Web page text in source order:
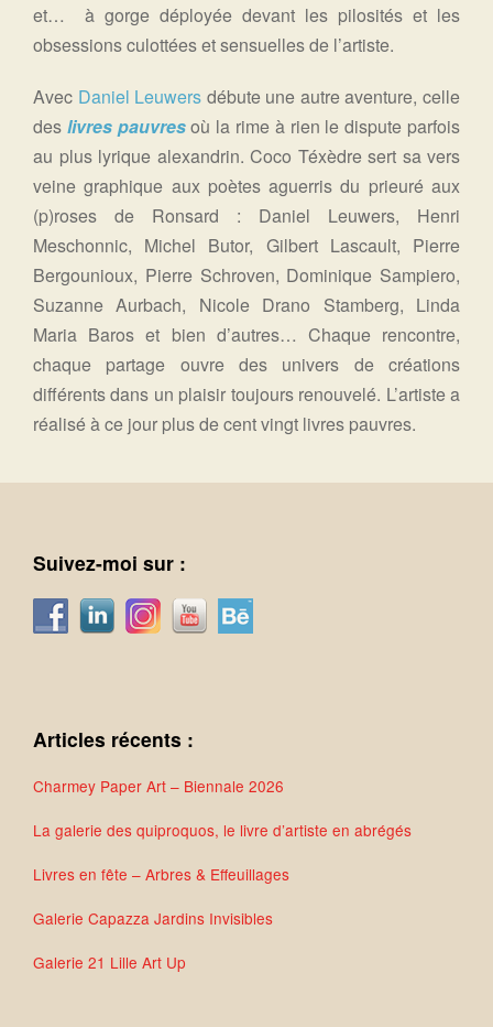
et… à gorge déployée devant les pilosités et les
obsessions culottées et sensuelles de l’artiste.
Avec Daniel Leuwers débute une autre aventure, celle
des livres pauvresoù la rime à rien le dispute parfois
au plus lyrique alexandrin. Coco Téxèdre sert sa vers
veine graphique aux poètes aguerris du prieuré aux
(p)roses de Ronsard : Daniel Leuwers, Henri
Meschonnic, Michel Butor, Gilbert Lascault, Pierre
Bergounioux, Pierre Schroven, Dominique Sampiero,
Suzanne Aurbach, Nicole Drano Stamberg, Linda
Maria Baros et bien d’autres… Chaque rencontre,
chaque partage ouvre des univers de créations
différents dans un plaisir toujours renouvelé. L’artiste a
réalisé à ce jour plus de cent vingt livres pauvres.
Suivez-moi sur :
Articles récents :
Charmey Paper Art – Biennale 2026
La galerie des quiproquos, le livre d’artiste en abrégés
Livres en fête – Arbres & Effeuillages
Galerie Capazza Jardins Invisibles
Galerie 21 Lille Art Up